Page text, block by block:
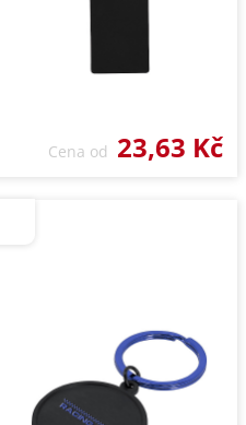
Cena od 23,63 Kč